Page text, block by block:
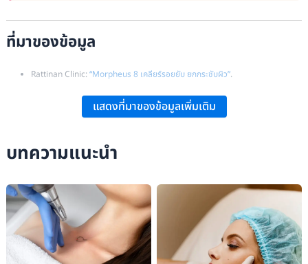
ที่มาของข้อมูล
Rattinan Clinic: “Morpheus 8 เคลียร์รอยยับ ยกกระชับผิว”.
“Morpheus 8 SLC Signature Technique ฮีโร่กู้ผิวยับ ยกผิวหย่อน
Villa Clinic: “Morpheus8”
แสดงที่มาของข้อมูลเพิ่มเติม
บทความแนะนำ